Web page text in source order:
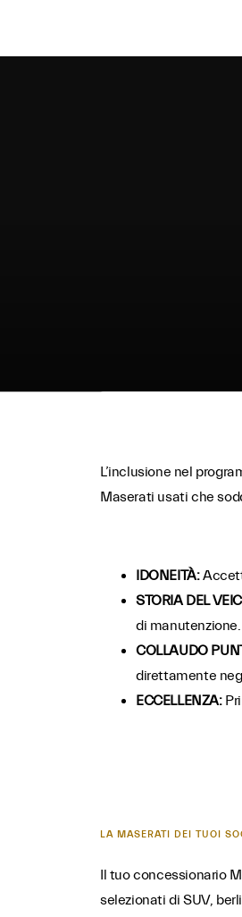
L’inclusione nel
Maserati usati che
IDONEITÀ:
STORIA DEL
di manutenzione.
COLLAUDO
direttamente
ECCELLENZA:
LA MASERATI DEI TUOI
Il tuo concessionario
selezionati di SUV,